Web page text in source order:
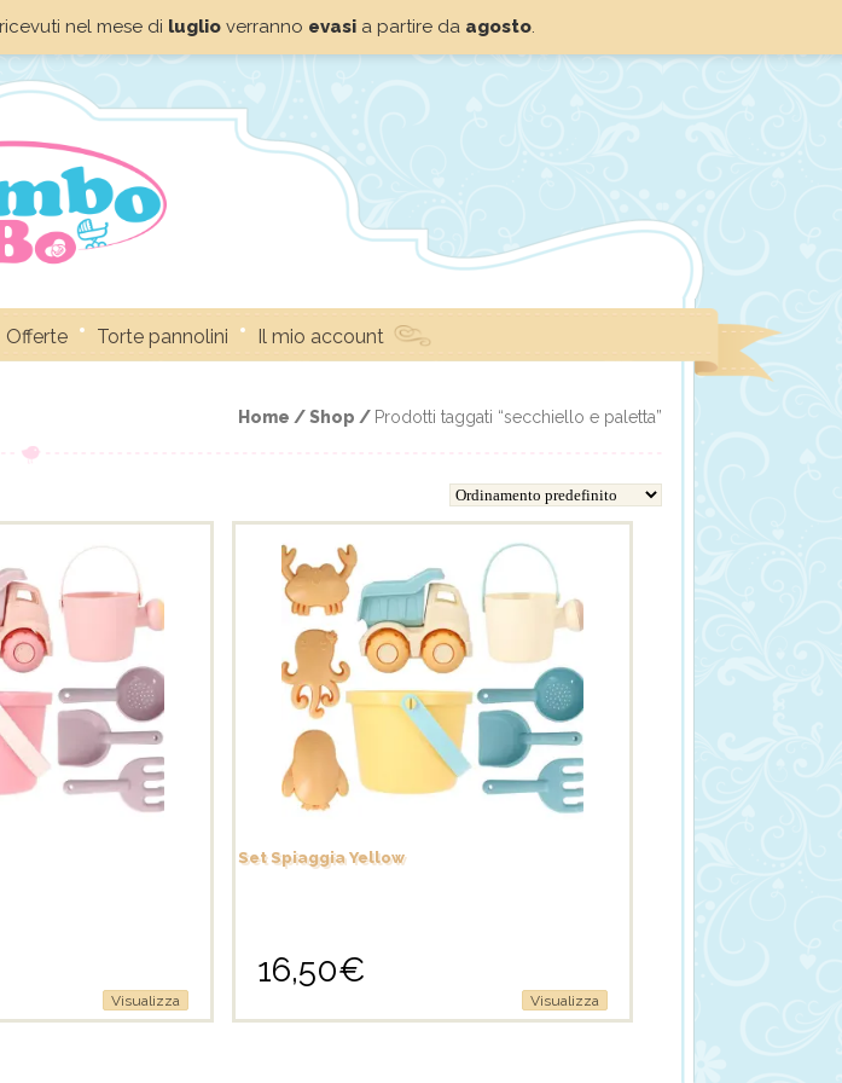
nel mese di luglioverranno evasia partire da agosto.
Offerte Torte pannolini Il mio account
Home /Shop / Prodotti taggati “secchiello e paletta”
Visualizza
Set Spiaggia Yellow
16,50€
Visualizza